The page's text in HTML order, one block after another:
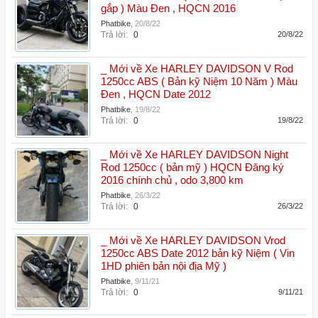
gắp ) Màu Đen , HQCN 2016
Phatbike 20/8/22
Trả lời: 0 20/8/22
_ Mới về Xe HARLEY DAVIDSON V Rod
1250cc ABS ( Bản kỹ Niệm 10 Năm ) Màu
Đen , HQCN Date 2012
Phatbike 19/8/22
Trả lời: 0 19/8/22
_ Mới về Xe HARLEY DAVIDSON Night
Rod 1250cc ( bản mỹ ) HQCN Đăng ký
2016 chính chủ , odo 3,800 km
Phatbike 26/3/22
Trả lời: 0 26/3/22
_ Mới về Xe HARLEY DAVIDSON Vrod
1250cc ABS Date 2012 bản kỹ Niệm ( Vin
1HD phiên bản nội địa Mỹ )
Phatbike 9/11/21
Trả lời: 0 9/11/21